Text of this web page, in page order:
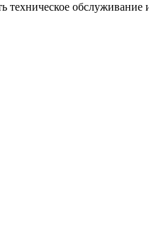
техническое обслуживание